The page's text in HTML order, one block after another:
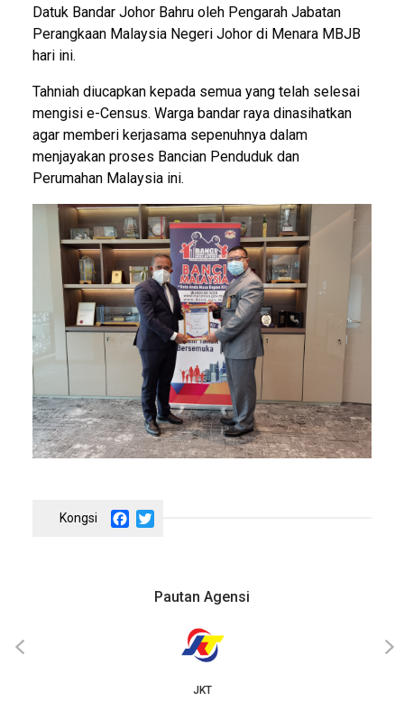
Datuk Bandar Johor Bahru oleh Pengarah Jabatan
Perangkaan Malaysia Negeri Johor di Menara MBJB
hari ini.
Tahniah diucapkan kepada semua yang telah selesai
mengisi e-Census. Warga bandar raya dinasihatkan
agar memberi kerjasama sepenuhnya dalam
menjayakan proses Bancian Penduduk dan
Perumahan Malaysia ini.
Facebook
Pautan Agensi
JKT
‹ ›